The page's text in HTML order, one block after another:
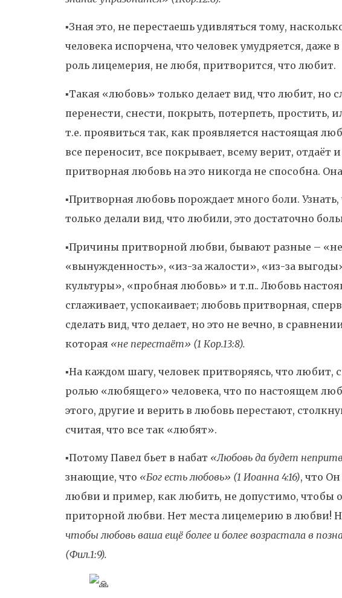
▪️Зная это, не перестаешь удивляться тому,
человека испорчена, что человек умудряется, даже
роль лицемерия, не любя, притворится, что любит.
▪️Такая «любовь» только делает вид, что любит, но
перенести, снести, покрыть, потерпеть, простить,
т.е. проявиться так, как проявляется настоящая
все переносит, все покрывает, всему верит, отдаёт и
притворная любовь на это никогда не способна.
▪️Притворная любовь порождает много боли.
только делали вид, что любили, это достаточно
▪️Причины притворной любви, бывают разные –
«вынужденность», «из-за жалости», «из-за
культуры», «пробная любовь» и т.п.. Любовь
сглаживает, успокаивает; любовь притворная,
сделать вид, что делает, но это не вечно, в
которая «не перестаёт» (1 Кор.13:8).
▪️На каждом шагу, человек притворяясь, что любит,
ролью «любящего» человека, что по настоящем
этого, другие и верить в любовь перестают,
считая, что все так «любят».
▪️Потому Павел бьет в набат «Любовь да будет
знающие, что «Бог есть любовь» (1 Иоанна 4:16), что
любви и пример, как любить, не допустимо, чтобы
приторной любви. Нет места лицемерию в любви!
чтобы любовь ваша ещё более и более возрастала в
(Фил.1:9).